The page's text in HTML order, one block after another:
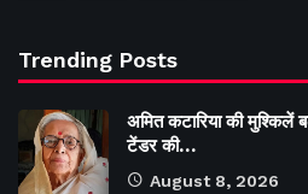
Trending Posts
अमित कटारिया की मुश्किलें
टेंडर की…
August 8, 2026